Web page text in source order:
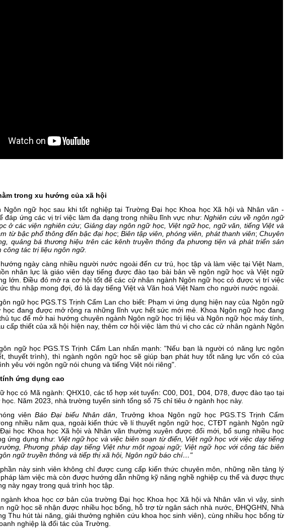
trong xu hướng của xã hội
Ngôn ngữ học sau khi tốt nghiệp tại Trường Đại học Khoa học Xã hội và Nhân văn -
đáp ứng các vị trí việc làm đa dạng trong nhiều lĩnh vực như:Nghiên cứu về ngôn ngữ
ở các viện nghiên cứu; Giảng dạy ngôn ngữ học, Việt ngữ học, ngữ văn, tiếng Việt và
từ bậc phổ thông đến bậc đại học; Biên tập viên, phóng viên, phát thanh viên;Chuyên
quảng bá thương hiệu trên các kênh truyền thông đa phương tiện và phát triển sản
công tác trị liệu ngôn ngữ.
ngày càng nhiều người nước ngoài đến cư trú, học tập và làm việc tại Việt Nam,
nhân lực là giáo viên dạy tiếng được đào tạo bài bản về ngôn ngữ học và Việt ngữ
lớn. Điều đó mở ra cơ hội tốt để các cử nhân ngành Ngôn ngữ học có được vị trí việc
thu nhập mong đợi, đó là dạy tiếng Việt và Văn hoá Việt Nam cho người nước ngoài.
ngữ học PGS.TS Trịnh Cẩm Lan cho biết: Phạm vi ứng dụng hiện nay của Ngôn ngữ
học đang được mở rộng ra những lĩnh vực hết sức mới mẻ. Khoa Ngôn ngữ học đang
tục để mở hai hướng chuyên ngành Ngôn ngữ học trị liệu và Ngôn ngữ học máy tính,
cấp thiết của xã hội hiện nay, thêm cơ hội việc làm thú vị cho các cử nhân ngành Ngôn
ngữ học PGS.TS Trịnh Cẩm Lan nhấn mạnh: "Nếu bạn là người có năng lực ngôn
thuyết trình), thì ngành ngôn ngữ học sẽ giúp bạn phát huy tốt năng lực vốn có của
yêu với ngôn ngữ nói chung và tiếng Việt nói riêng".
ứng dụng cao
học có Mã ngành: QHX10, các tổ hợp xét tuyển: C00, D01, D04, D78, được đào tạo tại
Năm 2023, nhà trường tuyển sinh tổng số 75 chỉ tiêu ở ngành học này.
viên Báo Đại biểu Nhân dân , Trưởng khoa Ngôn ngữ học PGS.TS Trịnh Cẩm
nhiều năm qua, ngoài kiến thức về lí thuyết ngôn ngữ học, CTĐT ngành Ngôn ngữ
học Khoa học Xã hội và Nhân văn thường xuyên được đổi mới, bổ sung nhiều học
ứng dụng như: Việt ngữ học và việc biên soạn từ điển, Việt ngữ học với việc dạy tiếng
Phương pháp dạy tiếng Việt như một ngoại ngữ; Việt ngữ học với công tác biên
ngữ truyền thông và tiếp thị xã hội, Ngôn ngữ báo chí…"
này sinh viên không chỉ được cung cấp kiến thức chuyên môn, những nền tảng lý
làm việc mà còn được hướng dẫn những kỹ năng nghề nghiệp cụ thể và được thực
này ngay trong quá trình học tập.
khoa học cơ bản của trường Đại học Khoa học Xã hội và Nhân văn vì vậy, sinh
ngữ học sẽ nhận được nhiều học bổng, hỗ trợ từ ngân sách nhà nước, ĐHQGHN, Nhà
Thu hút tài năng, giải thưởng nghiên cứu khoa học sinh viên), cùng nhiều học bổng từ
nghiệp là đối tác của Trường.